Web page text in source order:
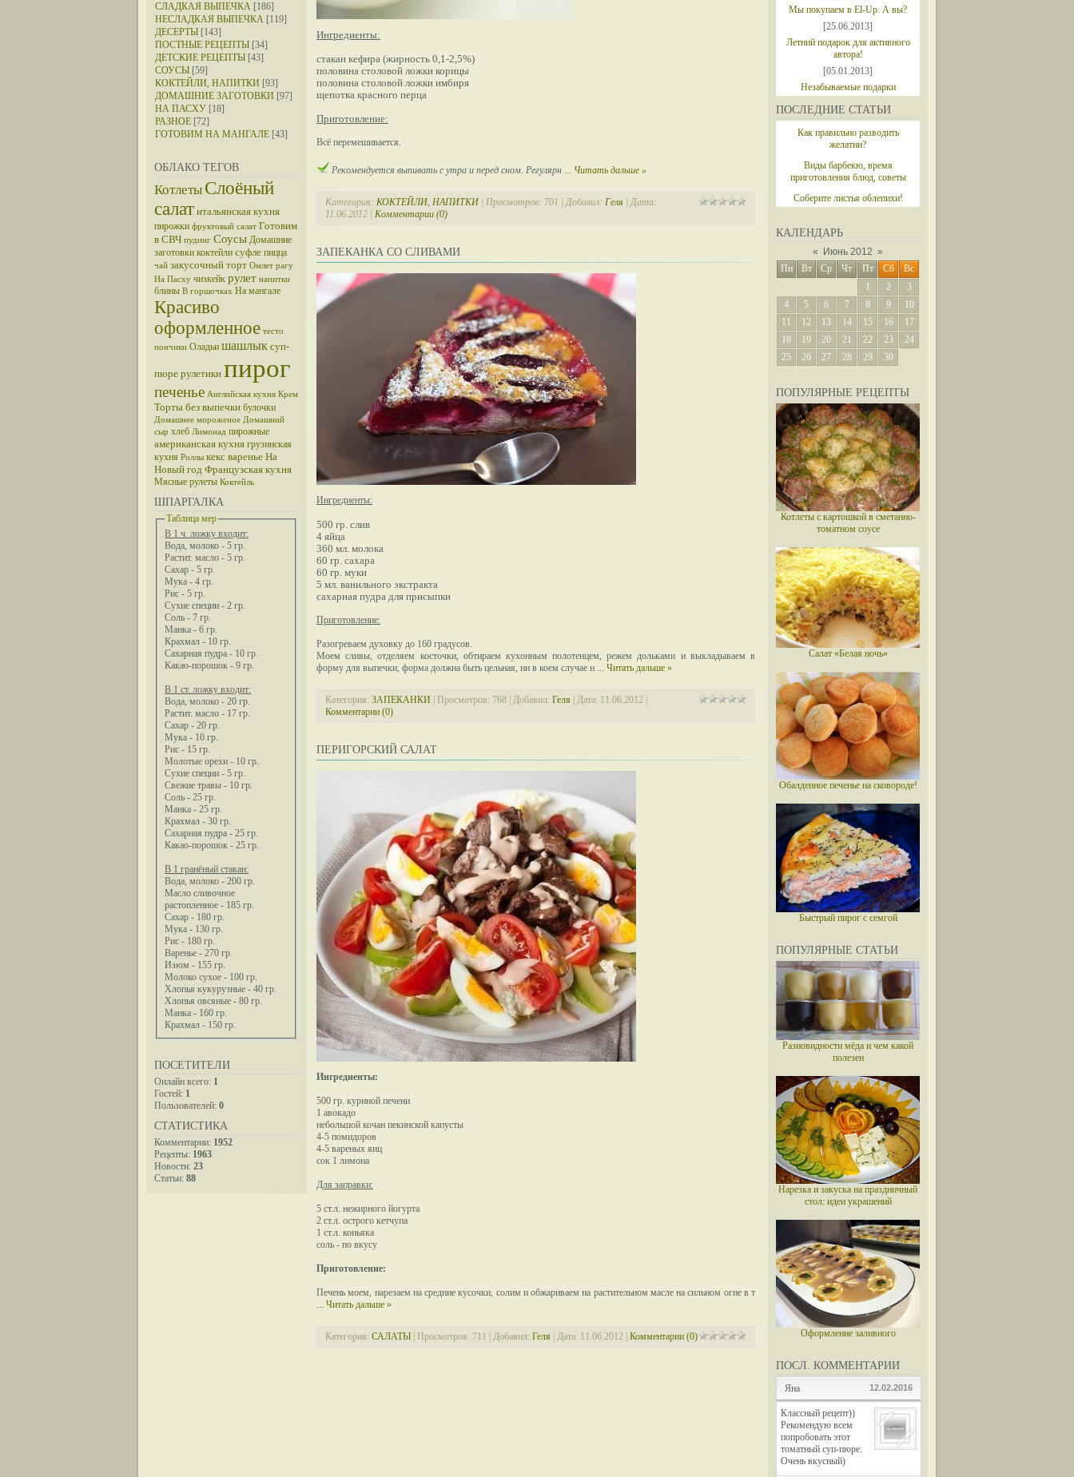
СЛАДКАЯ ВЫПЕЧКА [186]
НЕСЛАДКАЯ ВЫПЕЧКА [119]
ДЕСЕРТЫ [143]
ПОСТНЫЕ РЕЦЕПТЫ [34]
ДЕТСКИЕ РЕЦЕПТЫ [43]
СОУСЫ [59]
КОКТЕЙЛИ, НАПИТКИ [93]
ДОМАШНИЕ ЗАГОТОВКИ [97]
НА ПАСХУ [18]
РАЗНОЕ [72]
ГОТОВИМ НА МАНГАЛЕ [43]
ОБЛАКО ТЕГОВ
Котлеты Слоёный
салат итальянская кухня
пирожки фруктовый салат Готовим
в СВЧ пудинг Соусы Домашние
заготовки коктейли суфле пицца
чай закусочный торт Омлет рагу
На Пасху чизкейк рулет напитки
блины В горшочках На мангале
Красиво
оформленное тесто
пончики Оладьи шашлык суп-
пюре рулетики пирог
печенье Английская кухня Крем
Торты без выпечки булочки
Домашнее мороженое Домашний
сыр хлеб Лимонад пирожные
американская кухня грузинская
кухня Роллы кекс варенье На
Новый год Французская кухня
Мясные рулеты Коктейль
ШПАРГАЛКА
Таблица мер
В 1 ч. ложку входит:
Вода, молоко - 5 гр.
Растит. масло - 5 гр.
Сахар - 5 гр.
Мука - 4 гр.
Рис - 5 гр.
Сухие специи - 2 гр.
Соль - 7 гр.
Манка - 6 гр.
Крахмал - 10 гр.
Сахарная пудра - 10 гр.
Какао-порошок - 9 гр.
В 1 ст. ложку входит:
Вода, молоко - 20 гр.
Растит. масло - 17 гр.
Сахар - 20 гр.
Мука - 10 гр.
Рис - 15 гр.
Молотые орехи - 10 гр.
Сухие специи - 5 гр.
Свежие травы - 10 гр.
Соль - 25 гр.
Манка - 25 гр.
Крахмал - 30 гр.
Сахарная пудра - 25 гр.
Какао-порошок - 25 гр.
В 1 гранёный стакан:
Вода, молоко - 200 гр.
Масло сливочное
растопленное - 185 гр.
Сахар - 180 гр.
Мука - 130 гр.
Рис - 180 гр.
Варенье - 270 гр.
Изюм - 155 гр.
Молоко сухое - 100 гр.
Хлопья кукурузные - 40 гр.
Хлопья овсяные - 80 гр.
Манка - 160 гр.
Крахмал - 150 гр.
ПОСЕТИТЕЛИ
Онлайн всего: 1
Гостей: 1
Пользователей: 0
СТАТИСТИКА
Комментарии: 1952
Рецепты: 1963
Новости: 23
Статьи: 88
Мы покупаем в El-Up. А вы?
[25.06.2013]
Летний подарок для активного
автора!
[05.01.2013]
Незабываемые подарки
ПОСЛЕДНИЕ СТАТЬИ
Как правильно разводить
желатин?
Виды барбекю, время
приготовления блюд, советы
Соберите листья облепихи!
КАЛЕНДАРЬ
« Июнь 2012 »
Пн
Вт Ср Чт Пт Сб
Вс
1
2
3
4
5 6 7 8 9
10
11
12 13 14 15 16
17
18
19 20 21 22 23
24
25
26 27 28 29 30
ПОПУЛЯРНЫЕ РЕЦЕПТЫ
Котлеты с картошкой в сметанно-
томатном соусе
Салат «Белая ночь»
Обалденное печенье на сковороде!
Быстрый пирог с семгой
ПОПУЛЯРНЫЕ СТАТЬИ
Разновидности мёда и чем какой
полезен
Нарезка и закуска на праздничный
стол: идеи украшений
Оформление заливного
ПОСЛ. КОММЕНТАРИИ
Яна 12.02.2016
Классный рецепт))
Рекомендую всем
попробовать этот
томатный суп-пюре.
Очень вкусный)
Ингредиенты:
стакан кефира (жирность 0,1-2,5%)
половина столовой ложки корицы
половина столовой ложки имбиря
щепотка красного перца
Приготовление:
Всё перемешивается.
Рекомендуется выпивать с утра и перед сном. Регулярн ... Читать дальше »
Категория: КОКТЕЙЛИ, НАПИТКИ | Просмотров: 701 | Добавил: Геля | Дата:
11.06.2012
Комментарии (0)
ЗАПЕКАНКА СО СЛИВАМИ
Ингредиенты:
500 гр. слив
4 яйца
360 мл. молока
60 гр. сахара
60 гр. муки
5 мл. ванильного экстракта
сахарная пудра для присыпки
Приготовление:
Разогреваем духовку до 160 градусов.
Моем сливы, отделяем косточки, обтираем кухонным полотенцем, режем дольками и выкладываем в
форму для выпечки, форма должна быть цельная, ни в коем случае н ... Читать дальше »
Категория: ЗАПЕКАНКИ | Просмотров: 768 | Добавил: Геля | Дата: 11.06.2012
Комментарии (0)
ПЕРИГОРСКИЙ САЛАТ
Ингредиенты:
500 гр. куриной печени
1 авокадо
небольшой кочан пекинской капусты
4-5 помидоров
4-5 вареных яиц
сок 1 лимона
Для заправки:
5 ст.л. нежирного йогурта
2 ст.л. острого кетчупа
1 ст.л. коньяка
соль - по вкусу
Приготовление:
Печень моем, нарезаем на средние кусочки, солим и обжариваем на растительном масле на сильном огне в т
... Читать дальше »
Категория: САЛАТЫ | Просмотров: 711 | Добавил: Геля | Дата: 11.06.2012 Комментарии (0)